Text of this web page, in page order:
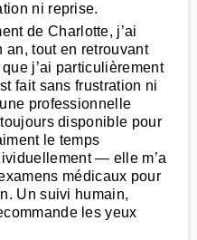
ni reprise.
de Charlotte, j’ai
an, tout en retrouvant
j’ai particulièrement
fait sans frustration ni
professionnelle
disponible pour
le temps
— elle m’a
médicaux pour
Un suivi humain,
les yeux